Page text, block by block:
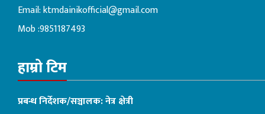
Email:ktmdainikofficial@gmail.com
Mob :9851187493
हाम्रो टिम
प्रबन्ध निर्देशक/सञ्चालक: नेत्र क्षेत्री